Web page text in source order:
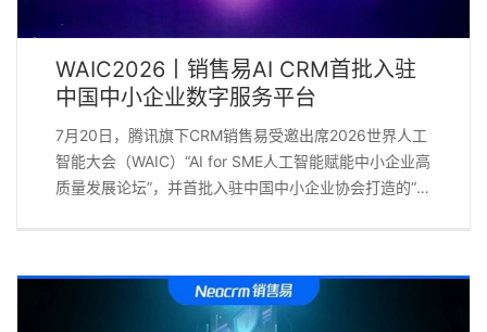
康决定将这套系统推向AI时代。 二、为什么是现在？ 美
年健康的判断很清晰：随着业务规模持续扩大，销售团
队在客户洞察、商机跟进、日常管理中，对信息获取的
即时性、数据整合的全面性、优秀经验的系统化沉淀，
“被使用的系统”——销售录入数据、系统被动响应。而AI
原生CRM的本质区别在于：系统从“被动记录”进化为“主
动执行”。 [...]
WAIC2026丨销售易AI CRM首批入驻
中国中小企业数字服务平台
7月20日，腾讯旗下CRM销售易受邀出席2026世界人工
智能大会（WAIC）“AI for SME人工智能赋能中小企业高
质量发展论坛”，并首批入驻中国中小企业协会打造的“中
得好”AI能力。 服务过世界500强，也服务好每一家中小
企业 中国中小企业协会成立于2007年，是国家级综合性